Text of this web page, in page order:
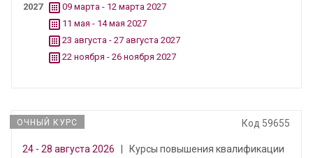
2027
09 марта - 12 марта 2027
11 мая - 14 мая 2027
23 августа - 27 августа 2027
22 ноября - 26 ноября 2027
ОЧНЫЙ КУРС Код 59655
24 - 28 августа 2026
Курсы повышения квалификации